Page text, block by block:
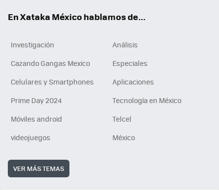
En Xataka México hablamos de...
Investigación
Análisis
Cazando Gangas Mexico
Especiales
Celulares y Smartphones
Aplicaciones
Prime Day 2024
Tecnología en México
Móviles android
Telcel
videojuegos
México
VER MÁS TEMAS